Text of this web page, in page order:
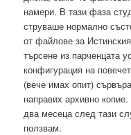
намери. В тази фаза
струваше нормално
от файлове за
търсене из парченцата
конфигурация на
(вече имах опит)
направих архивно
два месеца след тази
ползвам.